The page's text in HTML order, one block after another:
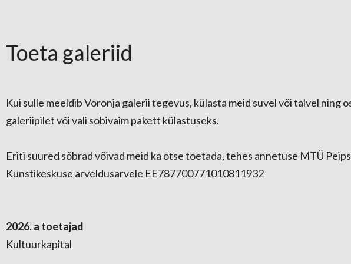
Toeta galeriid
Kui sulle meeldib Voronja galerii tegevus, külasta meid suvel või talvel ning
galeriipilet või vali sobivaim pakett külastuseks.
Eriti suured sõbrad võivad meid ka otse toetada, tehes annetuse MTÜ
Kunstikeskuse arveldusarvele EE787700771010811932
2026. a toetajad
Kultuurkapital